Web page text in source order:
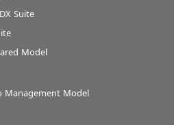
Suite
Model
Management Model